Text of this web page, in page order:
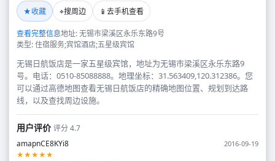
★收藏 ⌖搜周边 📱 去手机查看
查看完整信息地址: 无锡市梁溪区永乐东路9号
类型: 住宿服务;宾馆酒店;五星级宾馆
无锡日航饭店是一家五星级宾馆，地址为无锡市梁溪区永乐东路9
号。电话：0510-85088888。地理坐标：31.563409,120.312386。您
可以通过高德地图查看无锡日航饭店的精确地图位置、规划到达路
线，以及查找周边设施。
用户评价评分 4.7
amapnCE8KYi8
2016-09-19
★★★★★